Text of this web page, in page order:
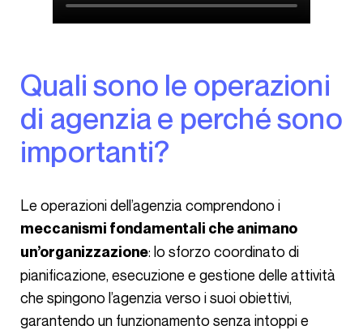
Quali sono le operazioni
di agenzia e perché sono
importanti?
Le operazioni dell’agenzia comprendono i
meccanismi fondamentali che animano
un’organizzazione: lo sforzo coordinato di
pianificazione, esecuzione e gestione delle attività
che spingono l’agenzia verso i suoi obiettivi,
garantendo un funzionamento senza intoppi e